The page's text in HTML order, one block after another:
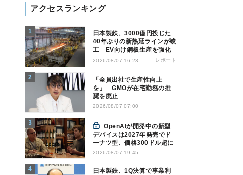
アクセスランキング
日本製鉄、3000億円投じた
40年ぶりの新熱延ラインが竣
工 EV向け鋼板生産を強化
2026/08/07 16:23 レポート
「全員出社で生産性向上
を」 GMOが在宅勤務の推
奨を廃止
2026/08/07 07:00
OpenAIが開発中の新型
デバイスは2027年発売でド
ーナツ型、価格300ドル超に
2026/08/07 19:45
日本製鉄、1Q決算で事業利